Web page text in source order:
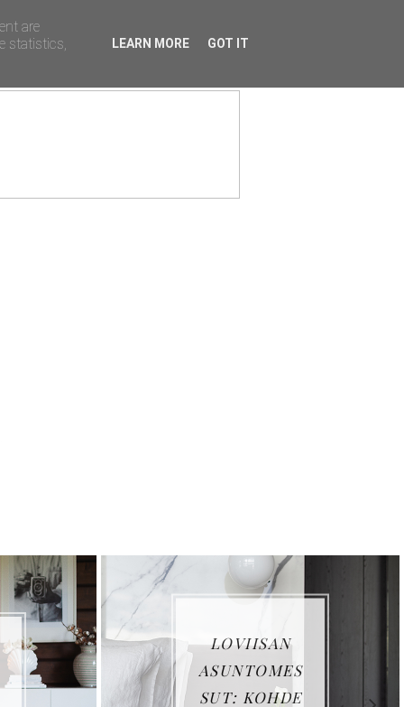
LOVIISAN
ASUNTOMES
SUT: KOHDE
are
statistics,
LEARN MORE GOT IT